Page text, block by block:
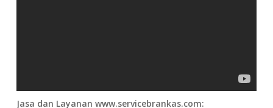
Jasa dan Layanan www.servicebrankas.com: